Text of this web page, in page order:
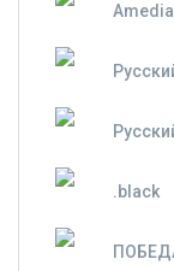
Amedia
.black